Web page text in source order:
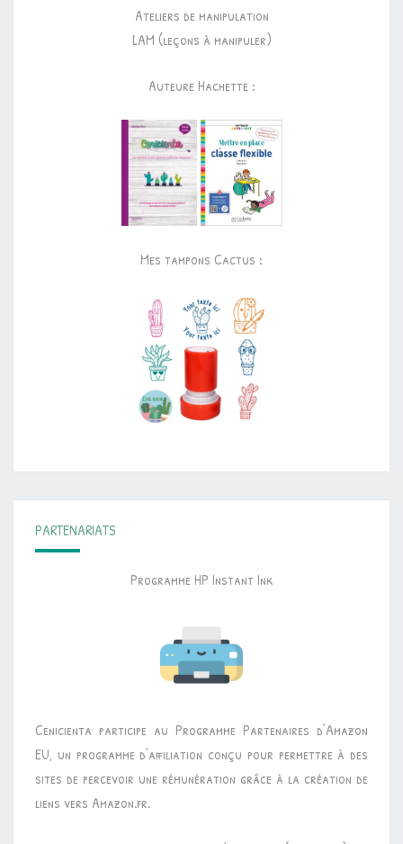
Ateliers de manipulation
LAM (leçons à manipuler)
Auteure Hachette :
Mes tampons Cactus :
PARTENARIATS
Programme HP Instant Ink
Cenicienta participe au Programme Partenaires d’Amazon
EU, un programme d’affiliation conçu pour permettre à des
sites de percevoir une rémunération grâce à la création de
liens vers Amazon.fr.